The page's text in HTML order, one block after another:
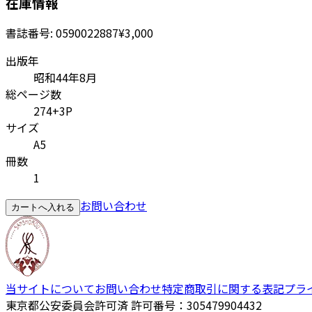
書誌番号: 0590022887¥3,000
出版年
昭和44年8月
総ページ数
274+3P
サイズ
A5
冊数
1
カートへ入れる お問い合わせ
当サイトについてお問い合わせ特定商取引に関する表記プラ
東京都公安委員会許可済 許可番号：305479904432